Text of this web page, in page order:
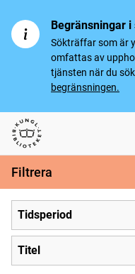
Begränsningar
Sökträffar som är
omfattas av
tjänsten när du
begränsningen.
Svenska tidningar
Filtrera
Tidsperiod
Titel